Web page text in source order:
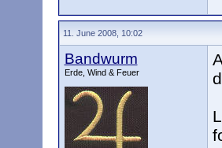
11. June 2008, 10:02
Bandwurm
Erde, Wind & Feuer